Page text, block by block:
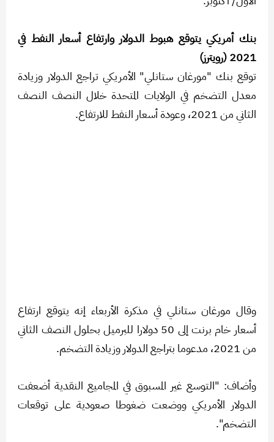
بنك أمريكي يتوقع هبوط الدولار وارتفاع أسعار النفط في
2021 (رويترز)
توقع بنك "مورغان ستانلي" الأمريكي تراجع الدولار وزيادة
معدل التضخم في الولايات المتحدة خلال النصف النصف
الثاني من 2021، وعودة أسعار النفط للارتفاع.
وقال مورغان ستانلي في مذكرة الأربعاء إنه يتوقع ارتفاع
أسعار خام برنت إلى 50 دولارا للبرميل بحلول النصف الثاني
من 2021، مدعوما بتراجع الدولار وزيادة التضخم.
وأضاف: "التوسع غير المسبوق في المجاميع النقدية أضعفت
الدولار الأمريكي ووضعت ضغوطا صعودية على توقعات
التضخم".